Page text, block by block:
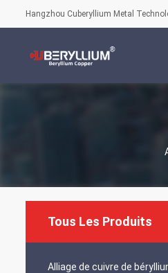
Hangzhou Cuberyllium Metal
Tous Les Produits
Alliage de cuivre de